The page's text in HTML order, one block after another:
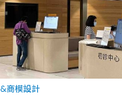
商模設計